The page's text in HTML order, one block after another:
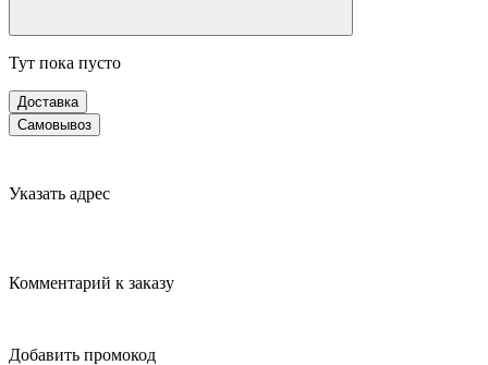
Тут пока пусто
Доставка
Самовывоз
Указать адрес
Комментарий к заказу
Добавить промокод